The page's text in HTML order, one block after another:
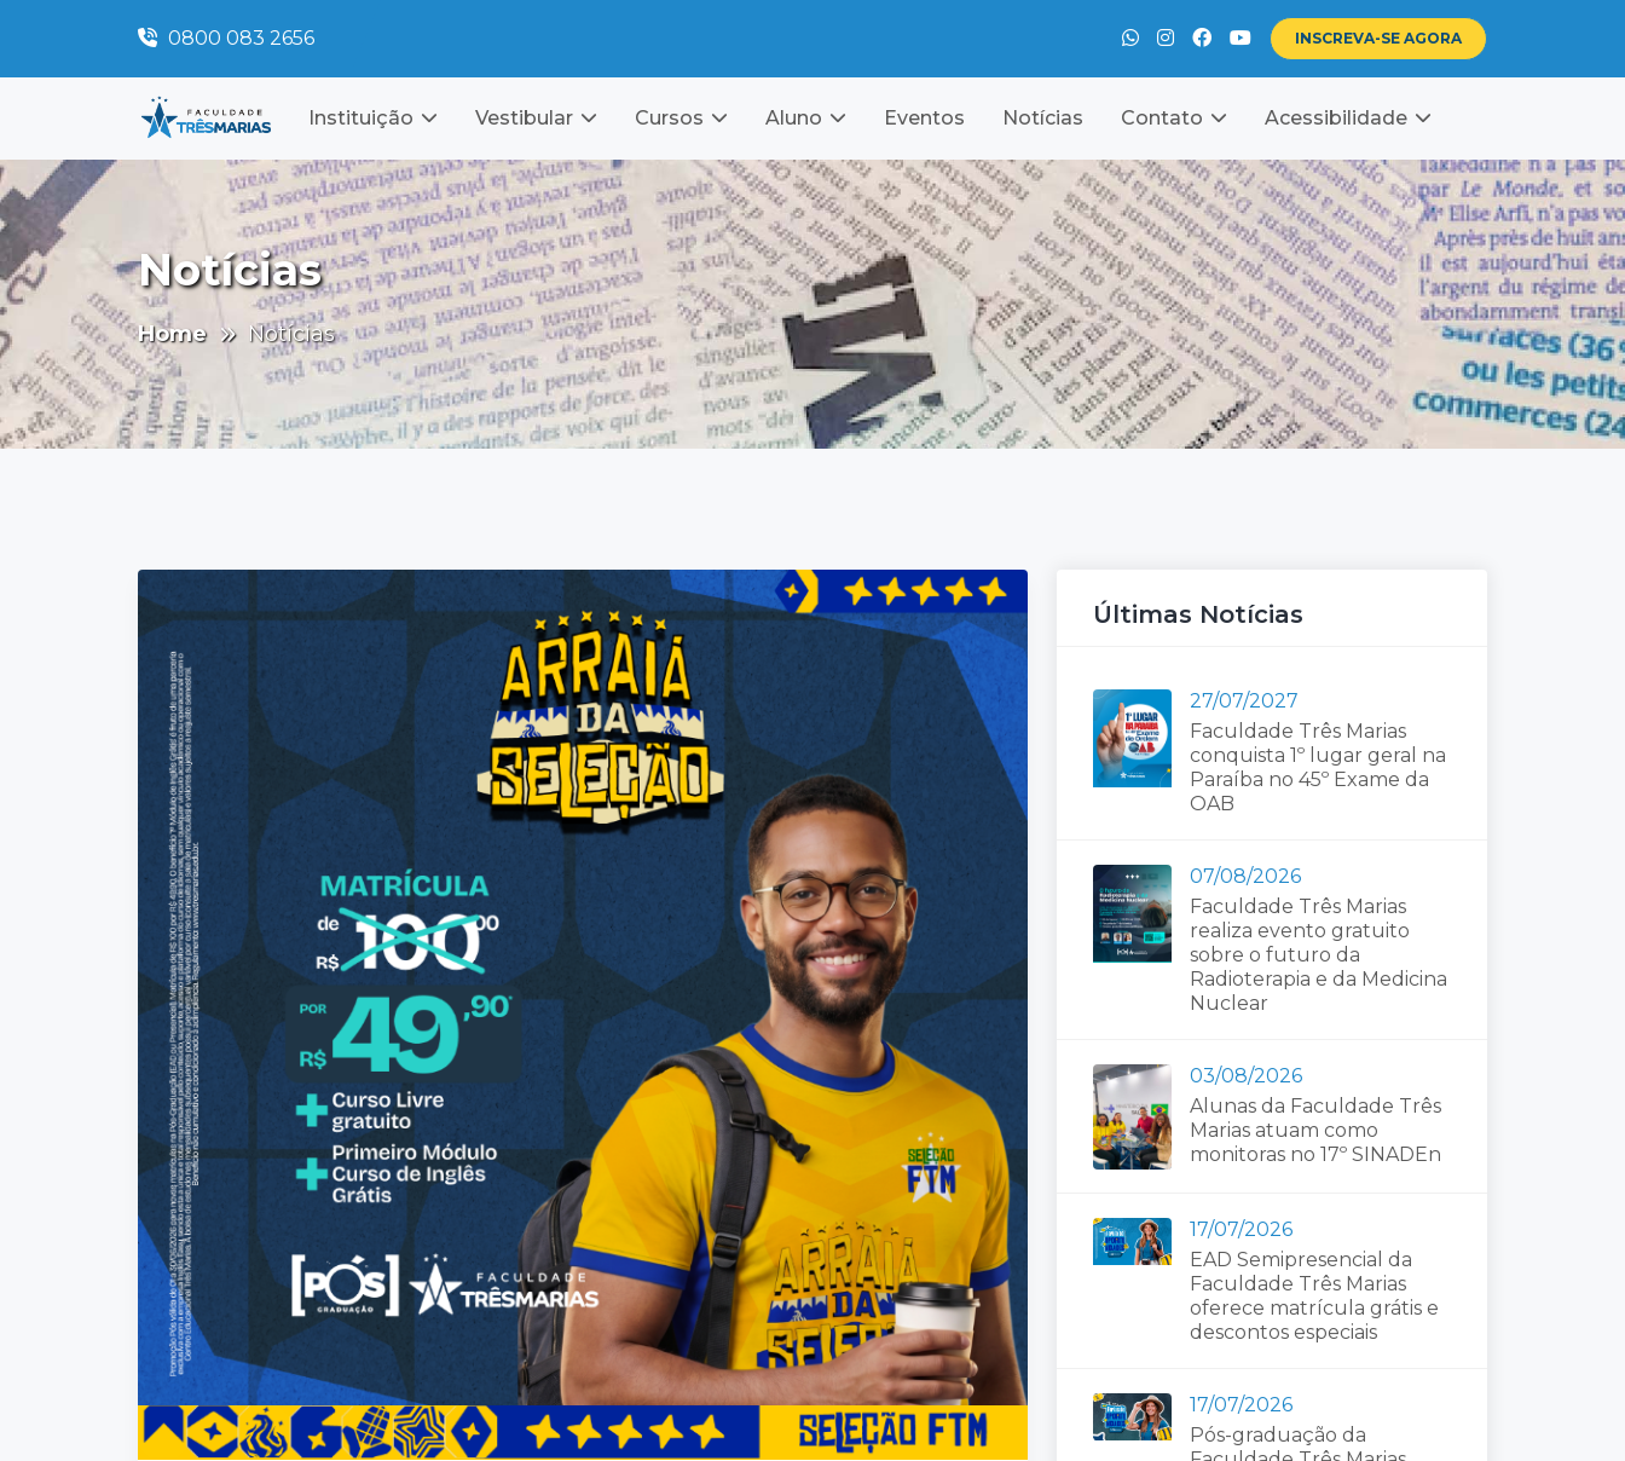
0800 083 2656 INSCREVA-SE AGORA
Instituição Vestibular Cursos Aluno Eventos Notícias Contato Acessibilidade
Notícias
Home Notícias
Últimas Notícias
27/07/2027
Faculdade Três Marias
conquista 1º lugar geral na
Paraíba no 45º Exame da
OAB
07/08/2026
Faculdade Três Marias
realiza evento gratuito
sobre o futuro da
Radioterapia e da Medicina
Nuclear
03/08/2026
Alunas da Faculdade Três
Marias atuam como
monitoras no 17º SINADEn
17/07/2026
EAD Semipresencial da
Faculdade Três Marias
oferece matrícula grátis e
descontos especiais
17/07/2026
Pós-graduação da